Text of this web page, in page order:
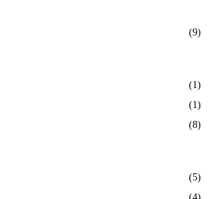
(9)
(1)
(1)
(8)
(5)